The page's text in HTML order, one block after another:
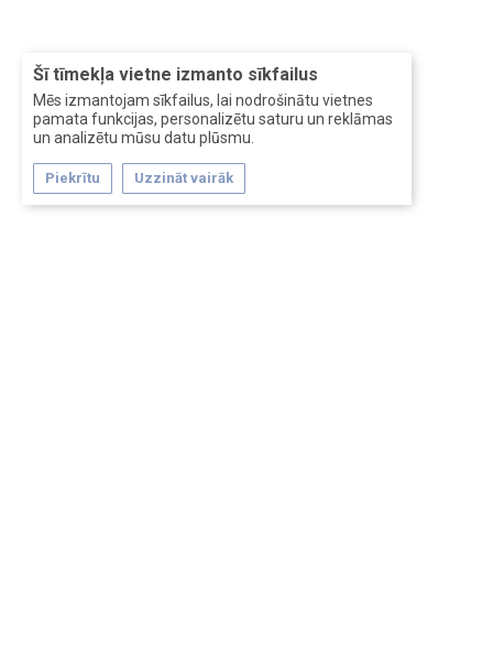
Šī tīmekļa vietne izmanto sīkfailus
Mēs izmantojam sīkfailus, lai nodrošinātu vietnes
pamata funkcijas, personalizētu saturu un reklāmas
un analizētu mūsu datu plūsmu.
Piekrītu Uzzināt vairāk